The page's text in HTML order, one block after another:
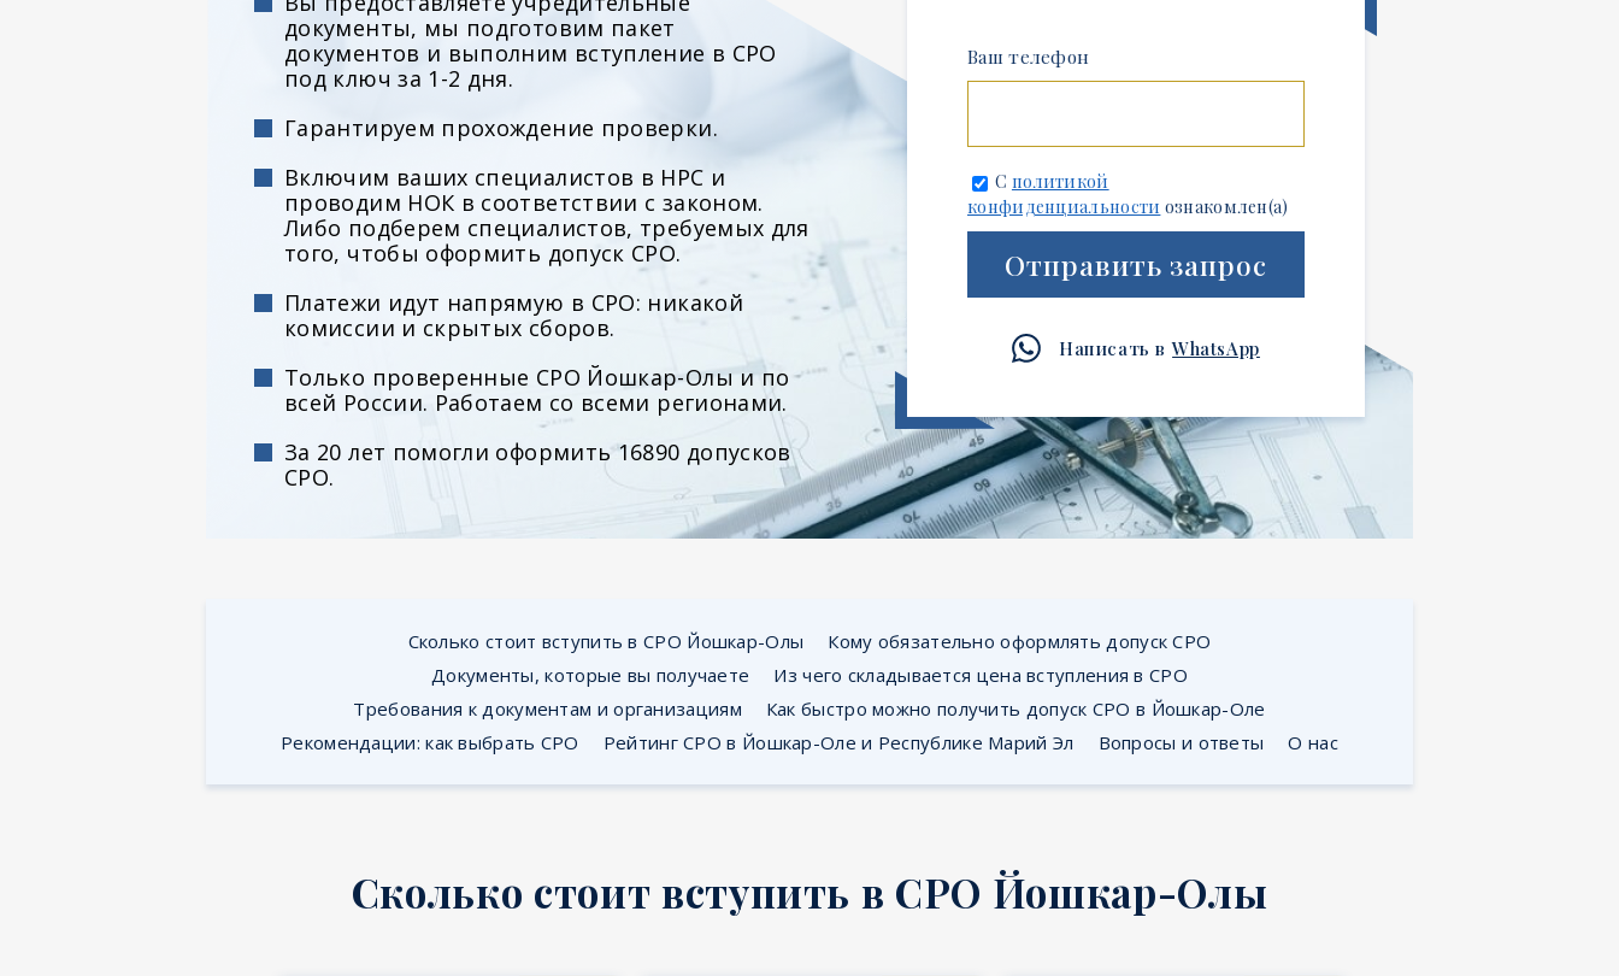
документы, мы подготовим пакет
документов и выполним вступление в СРО
под ключ за 1-2 дня.
Гарантируем прохождение проверки.
Включим ваших специалистов в НРС и
проводим НОК в соответствии с законом.
Либо подберем специалистов, требуемых для
того, чтобы оформить допуск СРО.
Платежи идут напрямую в СРО: никакой
комиссии и скрытых сборов.
Только проверенные СРО Йошкар-Олы и по
всей России. Работаем со всеми регионами.
За 20 лет помогли оформить 16890 допусков
СРО.
Ваш телефон
С политикой
конфиденциальности ознакомлен(а)
Отправить запрос
Написать в WhatsApp
Сколько стоит вступить в СРО Йошкар-Олы
Кому обязательно оформлять допуск СРО
Документы, которые вы получаете
Из чего складывается цена вступления в СРО
Требования к документам и организациям
Как быстро можно получить допуск СРО в Йошкар-Оле
Рекомендации: как выбрать СРО
Рейтинг СРО в Йошкар-Оле и Республике Марий Эл Вопросы и ответы О нас
Сколько стоит вступить в СРО Йошкар-Олы